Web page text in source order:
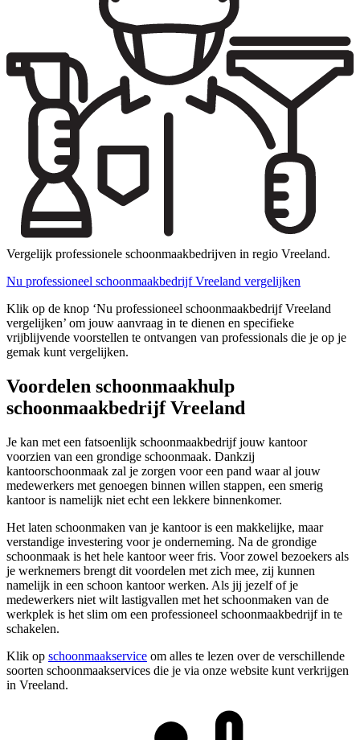
Vergelijk professionele schoonmaakbedrijven in regio Vreeland.
Nu professioneel schoonmaakbedrijf Vreeland vergelijken
Klik op de knop ‘Nu professioneel schoonmaakbedrijf Vreeland
vergelijken’ om jouw aanvraag in te dienen en specifieke
vrijblijvende voorstellen te ontvangen van professionals die je op je
gemak kunt vergelijken.
Voordelen schoonmaakhulp
schoonmaakbedrijf Vreeland
Je kan met een fatsoenlijk schoonmaakbedrijf jouw kantoor
voorzien van een grondige schoonmaak. Dankzij
kantoorschoonmaak zal je zorgen voor een pand waar al jouw
medewerkers met genoegen binnen willen stappen, een smerig
kantoor is namelijk niet echt een lekkere binnenkomer.
Het laten schoonmaken van je kantoor is een makkelijke, maar
verstandige investering voor je onderneming. Na de grondige
schoonmaak is het hele kantoor weer fris. Voor zowel bezoekers als
je werknemers brengt dit voordelen met zich mee, zij kunnen
namelijk in een schoon kantoor werken. Als jij jezelf of je
medewerkers niet wilt lastigvallen met het schoonmaken van de
werkplek is het slim om een professioneel schoonmaakbedrijf in te
schakelen.
Klik op schoonmaakservice om alles te lezen over de verschillende
soorten schoonmaakservices die je via onze website kunt verkrijgen
in Vreeland.